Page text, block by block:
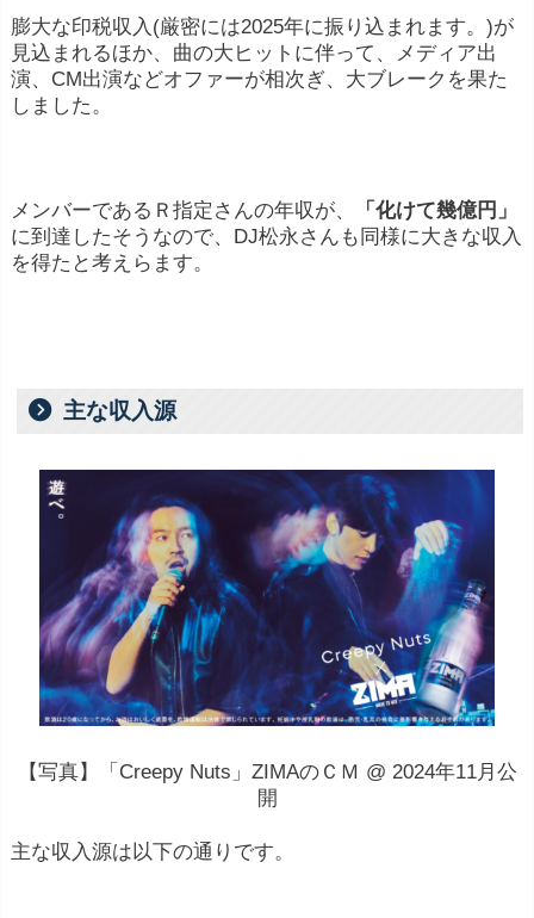
膨大な印税収入(厳密には2025年に振り込まれます。)が
見込まれるほか、曲の大ヒットに伴って、メディア出
演、CM出演などオファーが相次ぎ、大ブレークを果た
しました。
メンバーであるＲ指定さんの年収が、
「化けて幾億円」
に到達したそうなので、DJ松永さんも同様に大きな収入
を得たと考えらます。
主な収入源
【写真】「Creepy Nuts」ZIMAのＣＭ @ 2024年11月公
開
主な収入源は以下の通りです。